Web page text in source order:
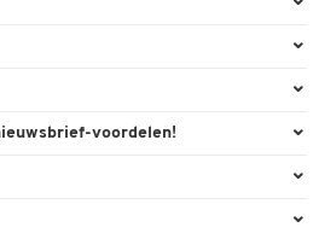
voordelen!